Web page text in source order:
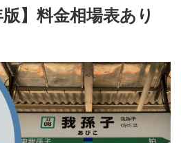
】料金相場表あり